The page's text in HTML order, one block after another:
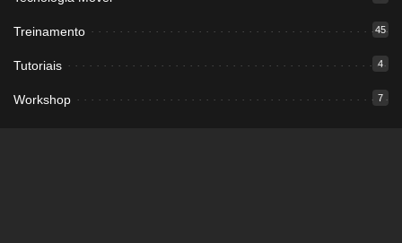
Treinamento 45
Tutoriais 4
Workshop 7